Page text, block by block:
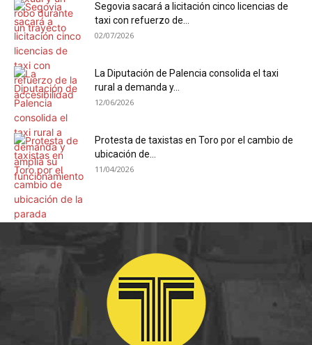
Segovia sacará a licitación cinco licencias de
taxi con refuerzo de...
02/07/2026
La Diputación de Palencia consolida el taxi
rural a demanda y...
12/06/2026
Protesta de taxistas en Toro por el cambio de
ubicación de...
11/04/2026